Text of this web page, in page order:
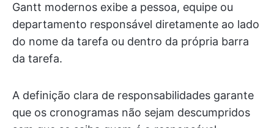
Gantt modernos exibe a pessoa, equipe ou
departamento responsável diretamente ao lado
do nome da tarefa ou dentro da própria barra
da tarefa.
A definição clara de responsabilidades garante
que os cronogramas não sejam descumpridos